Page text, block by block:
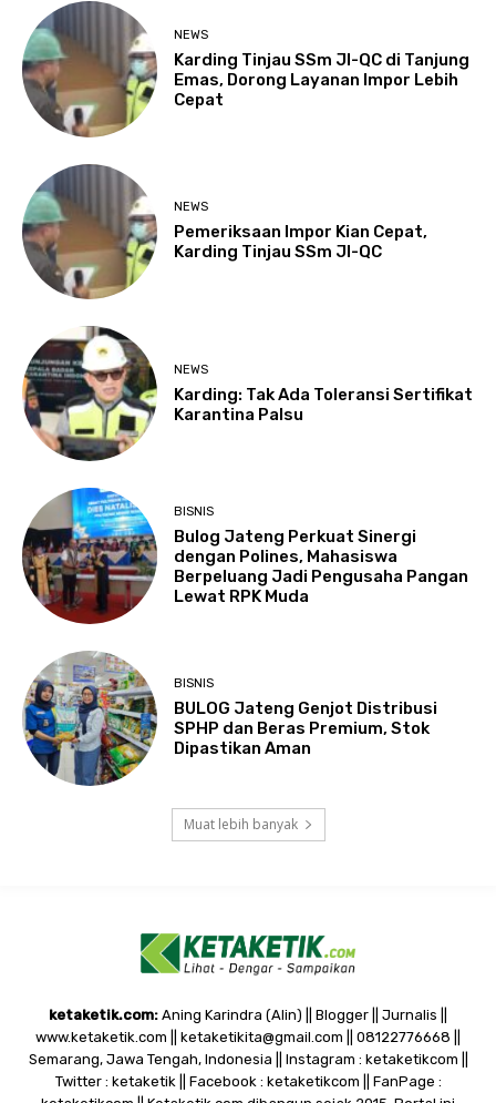
NEWS
Karding Tinjau SSm JI-QC di Tanjung
Emas, Dorong Layanan Impor Lebih
Cepat
NEWS
Pemeriksaan Impor Kian Cepat,
Karding Tinjau SSm JI-QC
NEWS
Karding: Tak Ada Toleransi Sertifikat
Karantina Palsu
BISNIS
Bulog Jateng Perkuat Sinergi
dengan Polines, Mahasiswa
Berpeluang Jadi Pengusaha Pangan
Lewat RPK Muda
BISNIS
BULOG Jateng Genjot Distribusi
SPHP dan Beras Premium, Stok
Dipastikan Aman
Muat lebih banyak
ketaketik.com: Aning Karindra (Alin) || Blogger || Jurnalis ||
www.ketaketik.com || ketaketikita@gmail.com || 08122776668 ||
Semarang, Jawa Tengah, Indonesia || Instagram : ketaketikcom ||
Twitter : ketaketik || Facebook : ketaketikcom || FanPage :